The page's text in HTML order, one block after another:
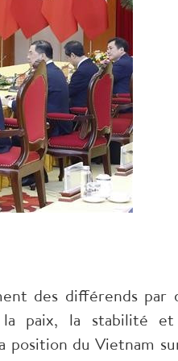
des différends par
la paix, la stabilité
position du Vietnam